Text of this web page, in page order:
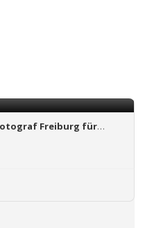
Freiburg für